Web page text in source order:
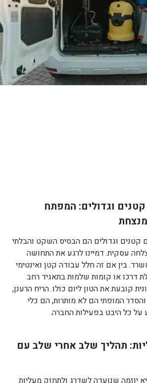
וגדולים: המפתח
קטנים וגדולים הם הבסיס השקט והבלתי
עסקית. דמיינו לרגע את התחושה
בין אם זה חלל עבודה קטן ואינטימי
דרכו או קומות שלמות בתאגיד רחב
קובעת את הטון ליום כולו. הריח הרענן,
המופתי הם לא מותרות, הם כלי
על כל היבט בפעילות החברה.
תהליך שלב אחרי שלב עם
יוזמה שנועדה לשדרג ולתחזק מעליות